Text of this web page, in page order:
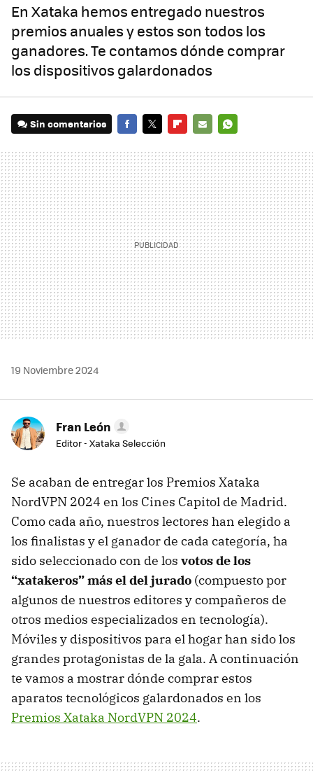
En Xataka hemos entregado nuestros
premios anuales y estos son todos los
ganadores. Te contamos dónde comprar
los dispositivos galardonados
Sin comentarios
MAIL
19 Noviembre 2024
Fran León
Editor - Xataka Selección
Se acaban de entregar los Premios Xataka
NordVPN 2024 en los Cines Capitol de Madrid.
Como cada año, nuestros lectores han elegido a
los finalistas y el ganador de cada categoría, ha
sido seleccionado con de los votos de los
“xatakeros” más el del jurado (compuesto por
algunos de nuestros editores y compañeros de
otros medios especializados en tecnología).
Móviles y dispositivos para el hogar han sido los
grandes protagonistas de la gala. A continuación
te vamos a mostrar dónde comprar estos
aparatos tecnológicos galardonados en los
Premios Xataka NordVPN 2024.